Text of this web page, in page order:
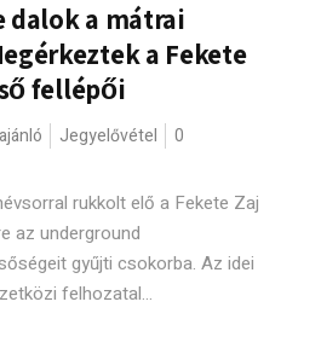
dalok a mátrai
a Fekete
fellépői
Jegyelővétel
0
rukkolt elő a Fekete Zaj
az underground
gyűjti csokorba. Az idei
felhozatal...